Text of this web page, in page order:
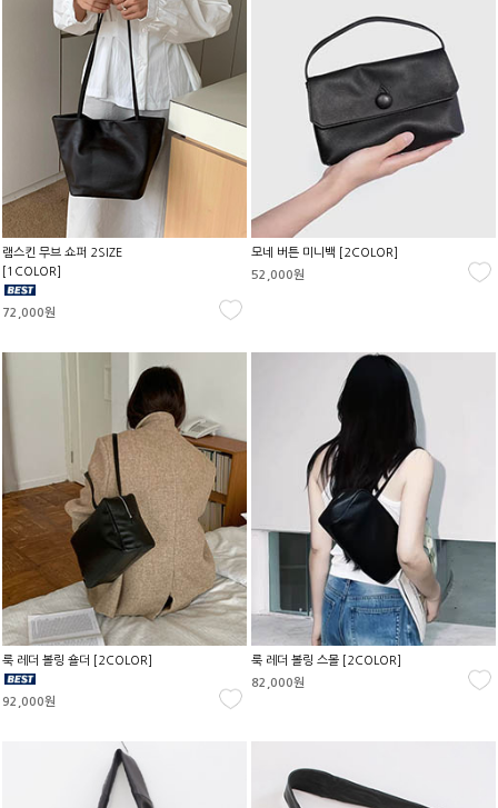
램스킨 무브 쇼퍼 2SIZE
[1COLOR]
72,000원
모네 버튼 미니백 [2COLOR]
52,000원
룩 레더 볼링 숄더 [2COLOR]
92,000원
룩 레더 볼링 스몰 [2COLOR]
82,000원